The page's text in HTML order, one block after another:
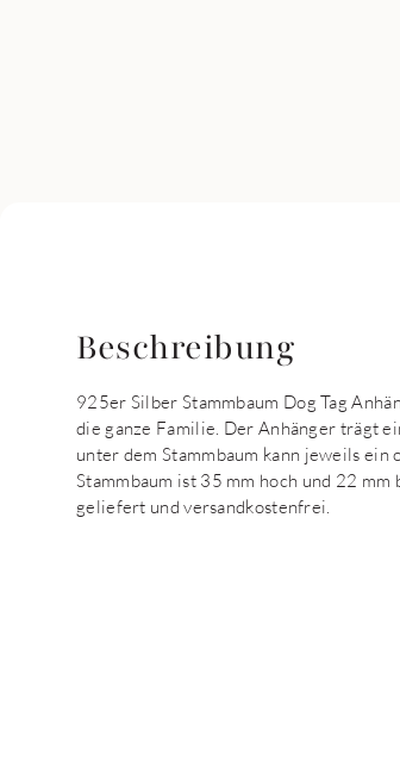
Beschreibung
925er Silber Stammbaum Dog Tag
die ganze Familie. Der Anhänger trägt
unter dem Stammbaum kann jeweils
Stammbaum ist 35 mm hoch und 22
geliefert und versandkostenfrei.